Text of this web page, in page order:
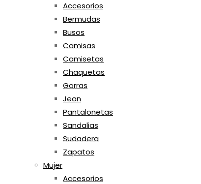
Accesorios
Bermudas
Busos
Camisas
Camisetas
Chaquetas
Gorras
Jean
Pantalonetas
Sandalias
Sudadera
Zapatos
Mujer
Accesorios